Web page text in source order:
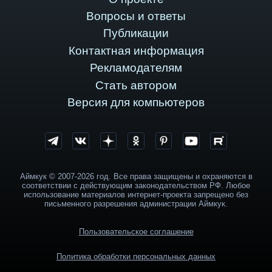
Вопросы и ответы
Публикации
Контактная информация
Рекламодателям
Стать автором
Версия для компьютеров
Аймкук © 2007-2026 год. Все права защищены и охраняются в
соответствии с действующим законодательством РФ. Любое
использование материалов интернет-проекта запрещено без
письменного разрешения администрации Аймкук.
Пользовательское соглашение
Политика обработки персональных данных